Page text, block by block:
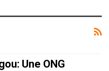
Une ONG